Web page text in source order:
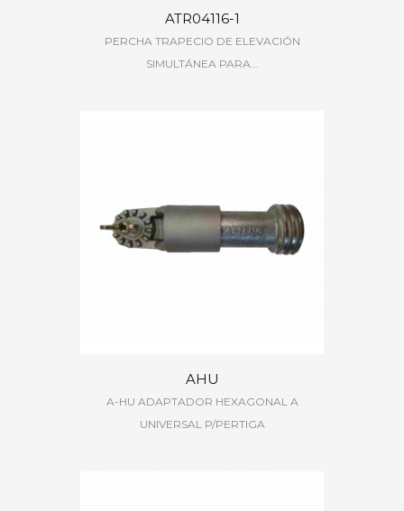
ATR04116-1
PERCHA TRAPECIO DE ELEVACIÓN
SIMULTÁNEA PARA...
AHU
A-HU ADAPTADOR HEXAGONAL A
UNIVERSAL P/PERTIGA